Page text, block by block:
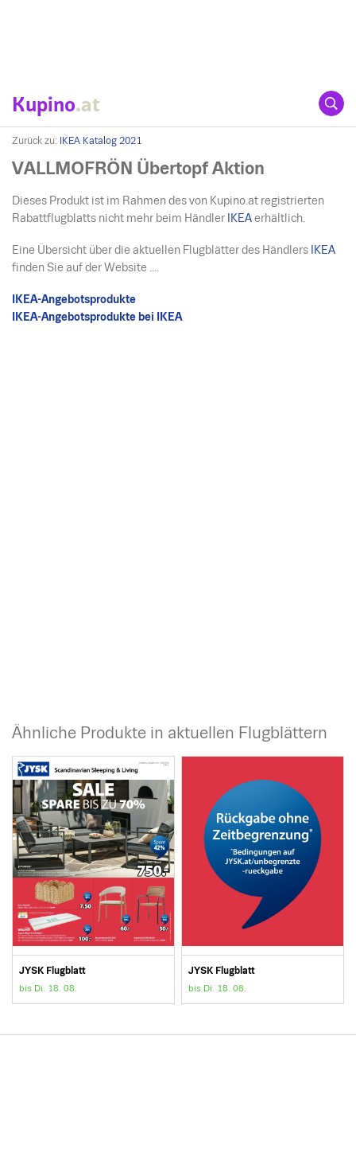
Kupino.at
Zurück zu: IKEA Katalog 2021
VALLMOFRÖN Übertopf Aktion
Dieses Produkt ist im Rahmen des von Kupino.at registrierten
Rabattflugblatts nicht mehr beim Händler IKEAerhältlich.
Eine Übersicht über die aktuellen Flugblätter des Händlers IKEA
finden Sie auf der Website ....
IKEA-Angebotsprodukte
IKEA-Angebotsprodukte bei IKEA
Ähnliche Produkte in aktuellen Flugblättern
JYSK Flugblatt
bis Di. 18. 08.
JYSK Flugblatt
bis Di. 18. 08.